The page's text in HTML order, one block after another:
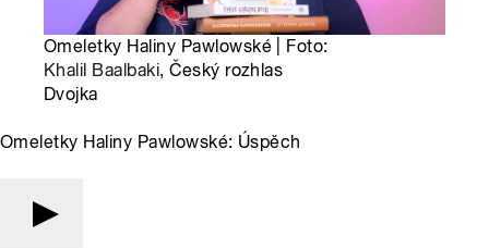
Omeletky Haliny Pawlowské | Foto:
Khalil Baalbaki, Český rozhlas
Dvojka
Omeletky Haliny Pawlowské: Úspěch